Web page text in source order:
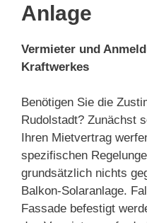
Anlage
Vermieter und
Kraftwerkes
Benötigen Sie die
Rudolstadt? Zunächst
Ihren Mietvertrag
spezifischen
grundsätzlich nichts
Balkon-Solaranlage.
Fassade befestigt